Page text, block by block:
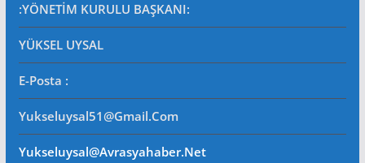
:YÖNETİM KURULU BAŞKANI:
YÜKSEL UYSAL
E-Posta :
Yukseluysal51@gmail.com
Yukseluysal@avrasyahaber.net